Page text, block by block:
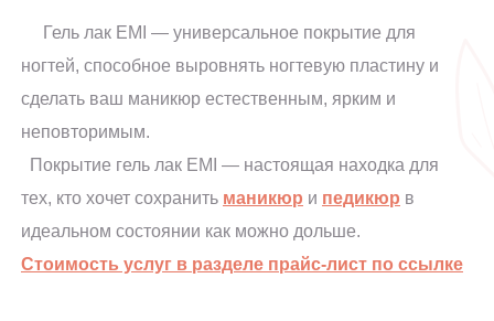
Гель лак EMI — универсальное покрытие для
ногтей, способное выровнять ногтевую пластину и
сделать ваш маникюр естественным, ярким и
неповторимым.
Покрытие гель лак EMI — настоящая находка для
тех, кто хочет сохранить маникюр и педикюр в
идеальном состоянии как можно дольше.
Стоимость услуг в разделе прайс-лист по ссылке